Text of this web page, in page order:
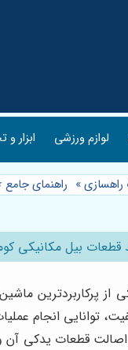
لوازم ورزشی ابزار و
راهسازی» راهنمای
قطعات بیل مکانیکی
از پرکاربردترین
توانایی انجام
قطعات یدکی آن